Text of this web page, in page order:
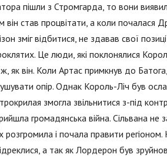
пішли з Стромгарда, то вони
став процвітати, а коли почалася
зміг відбитися, не здавав свої
Це люди, які поклонялися
як він. Коли Артас примкнув до
опір. Однак Король-Ліч був
змогла звільнитися з-під
громадянська війна. Сільвана
розгромила і почала правити
а так як Лордерон був